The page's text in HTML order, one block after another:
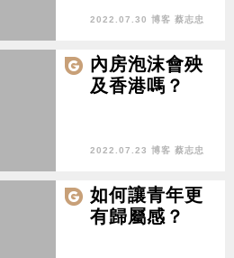
2022.07.30 博客 蔡志忠
內房泡沫會殃
及香港嗎？
2022.07.23 博客 蔡志忠
如何讓青年更
有歸屬感？